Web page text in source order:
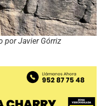
por Javier Górriz